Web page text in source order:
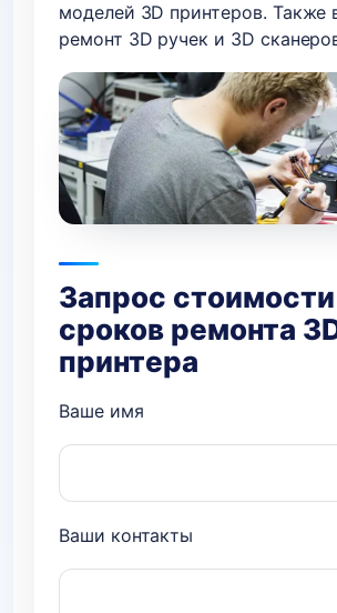
моделей 3D принтеров. Также
ремонт 3D ручек и 3D
Запрос
сроков ремонта
принтера
Ваше имя
Ваши контакты